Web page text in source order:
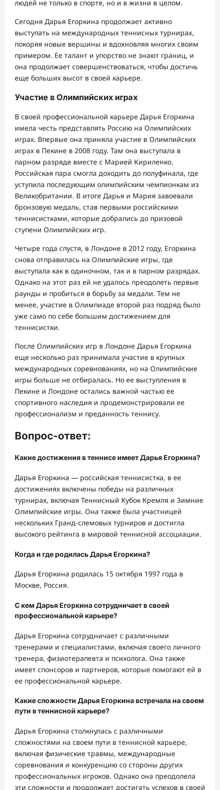
людей не только в спорте, но и в жизни в целом.
Сегодня Дарья Егоркина продолжает активно
выступать на международных теннисных турнирах,
покоряя новые вершины и вдохновляя многих своим
примером. Ее талант и упорство не знают границ, и
она продолжает совершенствоваться, чтобы достичь
еще больших высот в своей карьере.
Участие в Олимпийских играх
В своей профессиональной карьере Дарья Егоркина
имела честь представлять Россию на Олимпийских
играх. Впервые она приняла участие в Олимпийских
играх в Пекине в 2008 году. Там она выступала в
парном разряде вместе с Марией Кириленко.
Российская пара смогла доходить до полуфинала, где
уступила последующим олимпийским чемпионкам из
Великобритании. В итоге Дарья и Мария завоевали
бронзовую медаль, став первыми российскими
теннисистками, которые добрались до призовой
ступени Олимпийских игр.
Четыре года спустя, в Лондоне в 2012 году, Егоркина
снова отправилась на Олимпийские игры, где
выступала как в одиночном, так и в парном разрядах.
Однако на этот раз ей не удалось преодолеть первые
раунды и пробиться в борьбу за медали. Тем не
менее, участие в Олимпиаде второй раз подряд было
уже само по себе большим достижением для
теннисистки.
После Олимпийских игр в Лондоне Дарья Егоркина
еще несколько раз принимала участие в крупных
международных соревнованиях, но на Олимпийские
игры больше не отбиралась. Но ее выступления в
Пекине и Лондоне остались важной частью ее
спортивного наследия и продемонстрировали ее
профессионализм и преданность теннису.
Вопрос-ответ:
Какие достижения в теннисе имеет Дарья Егоркина?
Дарья Егоркина — российская теннисистка, в ее
достижениях включены победы на различных
турнирах, включая Теннисный Кубок Кремля и Зимние
Олимпийские игры. Она также была участницей
нескольких Гранд-слемовых турниров и достигла
высокого рейтинга в мировой теннисной ассоциации.
Когда и где родилась Дарья Егоркина?
Дарья Егоркина родилась 15 октября 1997 года в
Москве, Россия.
С кем Дарья Егоркина сотрудничает в своей
профессиональной карьере?
Дарья Егоркина сотрудничает с различными
тренерами и специалистами, включая своего личного
тренера, физиотерапевта и психолога. Она также
имеет спонсоров и партнеров, которые помогают ей в
ее профессиональной карьере.
Какие сложности Дарья Егоркина встречала на своем
пути в теннисной карьере?
Дарья Егоркина столкнулась с различными
сложностями на своем пути в теннисной карьере,
включая физические травмы, международные
соревнования и конкуренцию со стороны других
профессиональных игроков. Однако она преодолела
эти сложности и продолжает достигать успехов в своей